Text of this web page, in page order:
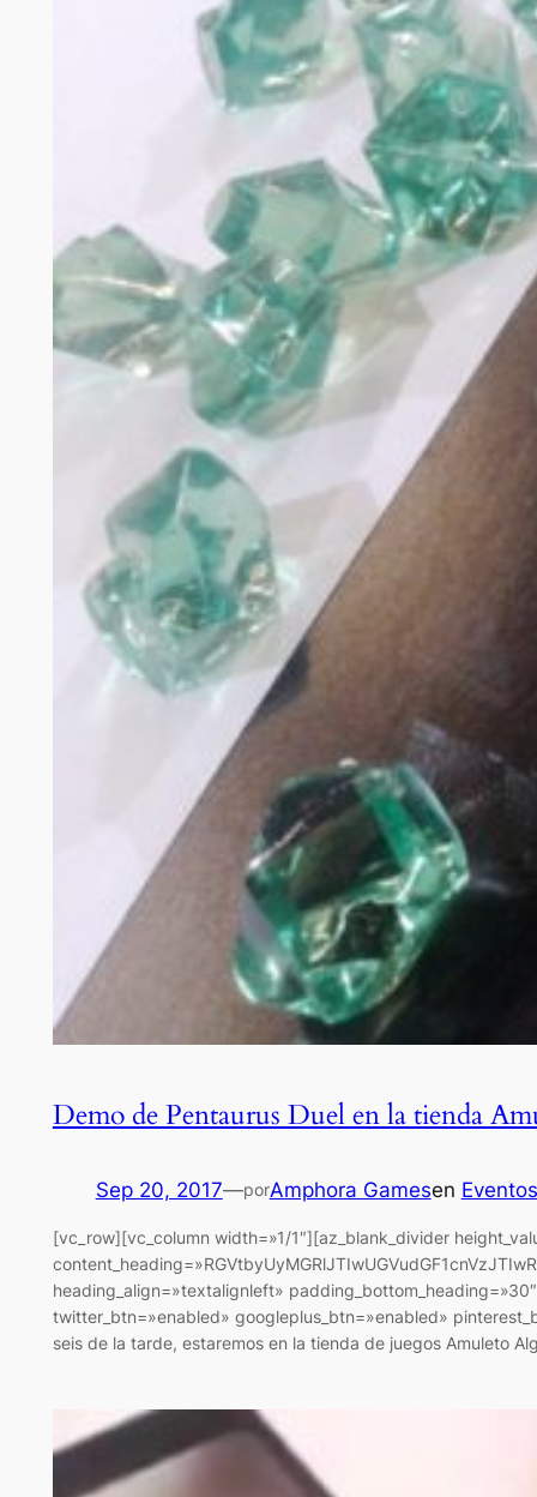
Demo de Pentaurus Duel en la tienda
Sep 20, 2017—porAmphora Gamesen Eventos
[vc_row][vc_column width=»1/1″][az_blank_divider
heading_align=»textalignleft»
twitter_btn=»enabled» googleplus_btn=»enabled»
seis de la tarde, estaremos en la tienda de juegos Amuleto